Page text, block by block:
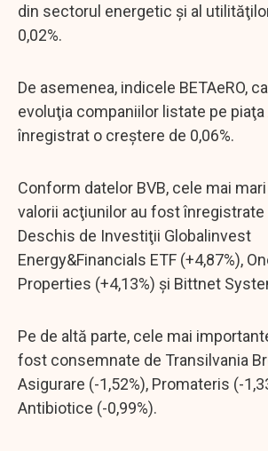
din sectorul energetic şi al
0,02%.
De asemenea, indicele BETAeRO,
evoluţia companiilor listate pe piaţa
înregistrat o creştere de 0,06%.
Conform datelor BVB, cele mai
valorii acţiunilor au fost înregistrate
Deschis de Investiţii Globalinvest
Energy&Financials ETF (+4,87%),
Properties (+4,13%) şi Bittnet
Pe de altă parte, cele mai
fost consemnate de Transilvania
Asigurare (-1,52%), Promateris (-
Antibiotice (-0,99%).